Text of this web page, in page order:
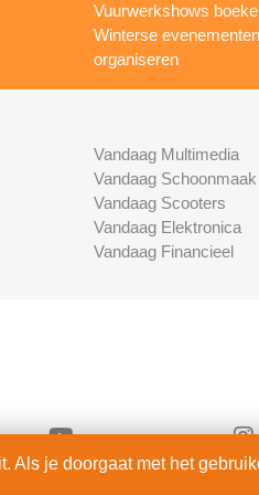
Vuurwerkshows
Winterse evenementen
organiseren
Vandaag Multimedia
Vandaag Schoonmaak
Vandaag Scooters
Vandaag Elektronica
Vandaag Financieel
je doorgaat met het